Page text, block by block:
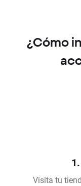
¿Cómo
Visita tu